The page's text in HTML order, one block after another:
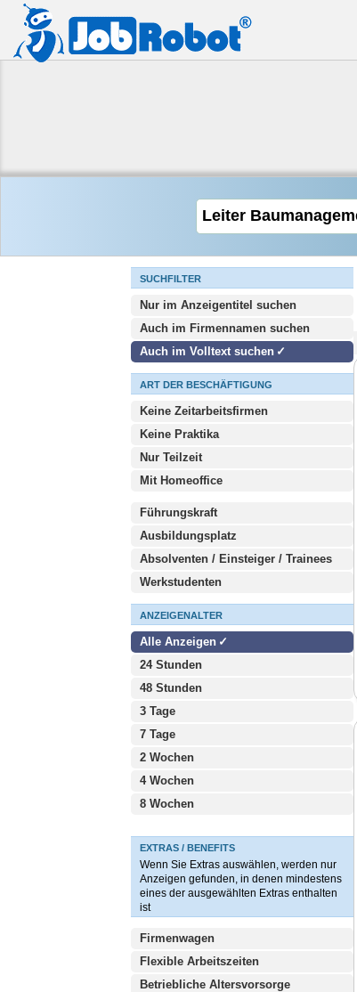
SUCHFILTER
Nur im Anzeigentitel suchen
Auch im Firmennamen suchen
Auch im Volltext suchen
ART DER BESCHÄFTIGUNG
Keine Zeitarbeitsfirmen
Keine Praktika
Nur Teilzeit
Mit Homeoffice
Führungskraft
Ausbildungsplatz
Absolventen / Einsteiger / Trainees
Werkstudenten
ANZEIGENALTER
Alle Anzeigen
24 Stunden
48 Stunden
3 Tage
7 Tage
2 Wochen
4 Wochen
8 Wochen
EXTRAS / BENEFITS
Wenn Sie Extras auswählen, werden nur
Anzeigen gefunden, in denen mindestens
eines der ausgewählten Extras enthalten
ist
Firmenwagen
Flexible Arbeitszeiten
Betriebliche Altersvorsorge